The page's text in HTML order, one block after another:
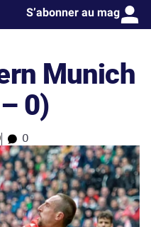
S’abonner au mag
Munich
0)
0